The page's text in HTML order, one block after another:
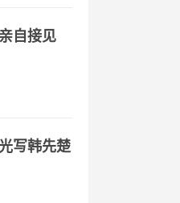
自接见
写韩先楚